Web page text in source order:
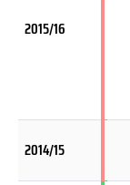
2015/16
2014/15